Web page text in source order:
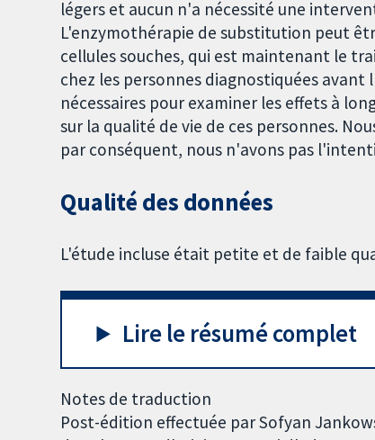
légers et aucun n'a nécessité une
L'enzymothérapie de substitution peut
cellules souches, qui est maintenant le
chez les personnes diagnostiquées
nécessaires pour examiner les effets à
sur la qualité de vie de ces personnes.
par conséquent, nous n'avons pas
Qualité des données
L'étude incluse était petite et de faible
Lire le résumé complet
Notes de traduction
Post-édition effectuée par Sofyan